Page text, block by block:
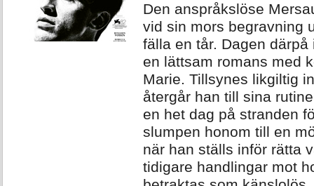
Den anspråkslöse
vid sin mors begravning
fälla en tår. Dagen därpå
en lättsam romans med
Marie. Tillsynes likgiltig
återgår han till sina
en het dag på stranden
slumpen honom till en
när han ställs inför rätta
tidigare handlingar mot